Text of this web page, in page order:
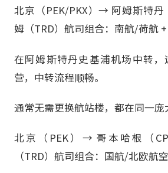
北京（PEK/PKX）→ 阿姆斯特
姆（TRD）航司组合：南航/荷航 +
在阿姆斯特丹史基浦机场中转
营，中转流程顺畅。
通常无需更换航站楼，都在同一庞
北京（PEK）→ 哥本哈根（
（TRD）航司组合：国航/北欧航